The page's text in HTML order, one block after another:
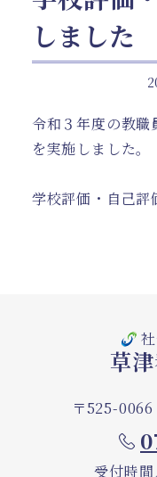
しました
令和３年度の教
を実施しました。
学校評価・自己
草
〒525-
受付時